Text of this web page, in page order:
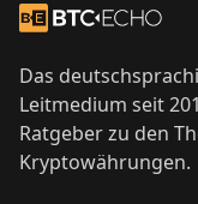
Zur Startseite
Das
Leitmedium seit
Ratgeber zu den
Kryptowährungen.